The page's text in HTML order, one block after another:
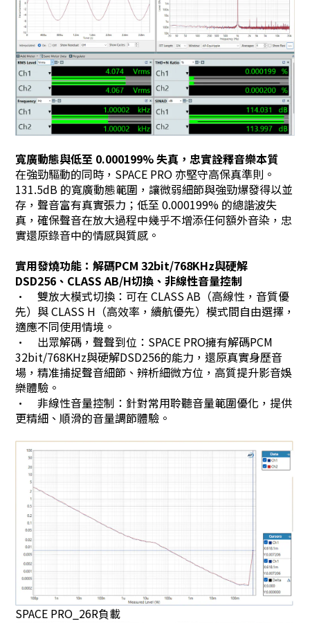
寬廣動態與低至 0.000199% 失真，忠實詮釋音樂本質
在強勁驅動的同時，SPACE PRO 亦堅守高保真準則。
131.5dB 的寬廣動態範圍，讓微弱細節與強勁爆發得以並
存，聲音富有真實張力；低至 0.000199% 的總諧波失
真，確保聲音在放大過程中幾乎不增添任何額外音染，忠
實還原錄音中的情感與質感。
實用發燒功能：解碼PCM 32bit/768KHz與硬解
DSD256、CLASS AB/H切換、非線性音量控制
•
雙放大模式切換：可在 CLASS AB（高線性，音質優
先）與 CLASS H（高效率，續航優先）模式間自由選擇，
適應不同使用情境。
•
出眾解碼，聲聲到位：SPACE PRO擁有解碼PCM
32bit/768KHz與硬解DSD256的能力，還原真實身歷音
場，精准捕捉聲音細節、辨析細微方位，高質提升影音娛
樂體驗。
•
非線性音量控制：針對常用聆聽音量範圍優化，提供
更精細、順滑的音量調節體驗。
SPACE PRO_26R負載